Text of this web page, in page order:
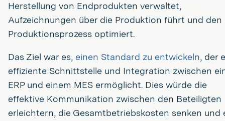
Herstellung von Endprodukten verwaltet,
Aufzeichnungen über die Produktion führt und den
Produktionsprozess optimiert.
Das Ziel war es, einen Standard zu entwickeln, der
effiziente Schnittstelle und Integration zwischen
ERP und einem MES ermöglicht. Dies würde die
effektive Kommunikation zwischen den Beteiligten
erleichtern, die Gesamtbetriebskosten senken und